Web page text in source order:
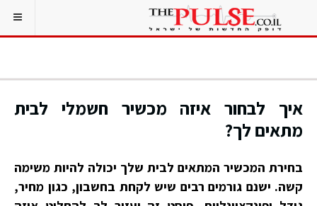
איך לבחור איזה מכשיר חשמלי לבית
מתאים לך?
בחירת המכשיר המתאים לבית שלך יכולה להיות משימה
קשה. ישנם גורמים רבים שיש לקחת בחשבון, כגון מחיר,